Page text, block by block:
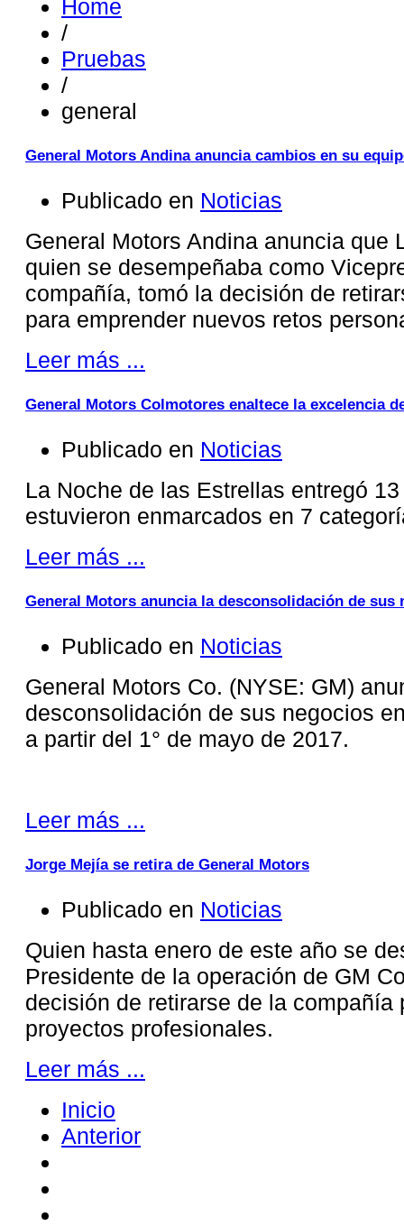
Home
/
Pruebas
/
general
General Motors Andina anuncia cambios en su
Publicado en Noticias
General Motors Andina anuncia que
quien se desempeñaba como
compañía, tomó la decisión de
para emprender nuevos retos
Leer más ...
General Motors Colmotores enaltece la excelencia
Publicado en Noticias
La Noche de las Estrellas entregó
estuvieron enmarcados en 7
Leer más ...
General Motors anuncia la desconsolidación de sus
Publicado en Noticias
General Motors Co. (NYSE: GM)
desconsolidación de sus negocios
a partir del 1° de mayo de 2017.
Leer más ...
Jorge Mejía se retira de General Motors
Publicado en Noticias
Quien hasta enero de este año se
Presidente de la operación de GM
decisión de retirarse de la compañía
proyectos profesionales.
Leer más ...
Inicio
Anterior